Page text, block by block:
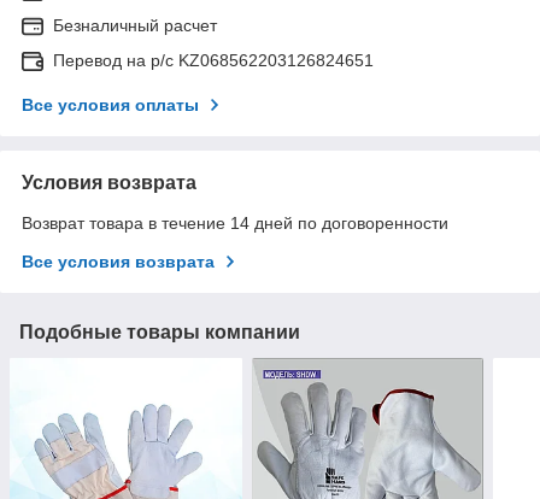
Безналичный расчет
Перевод на р/с KZ068562203126824651
Все условия оплаты
Условия возврата
Возврат товара в течение 14 дней по договоренности
Все условия возврата
Подобные товары компании